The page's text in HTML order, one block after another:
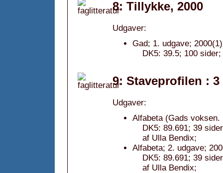
8: Tillykke, 2000
Udgaver:
Gad; 1. udgave;
DK5: 39.5; 100
9: Staveprofilen :
Udgaver:
Alfabeta (Gads
DK5: 89.691; 39
af Ulla Bendix;
Alfabeta; 2. udgave;
DK5: 89.691; 39
af Ulla Bendix;